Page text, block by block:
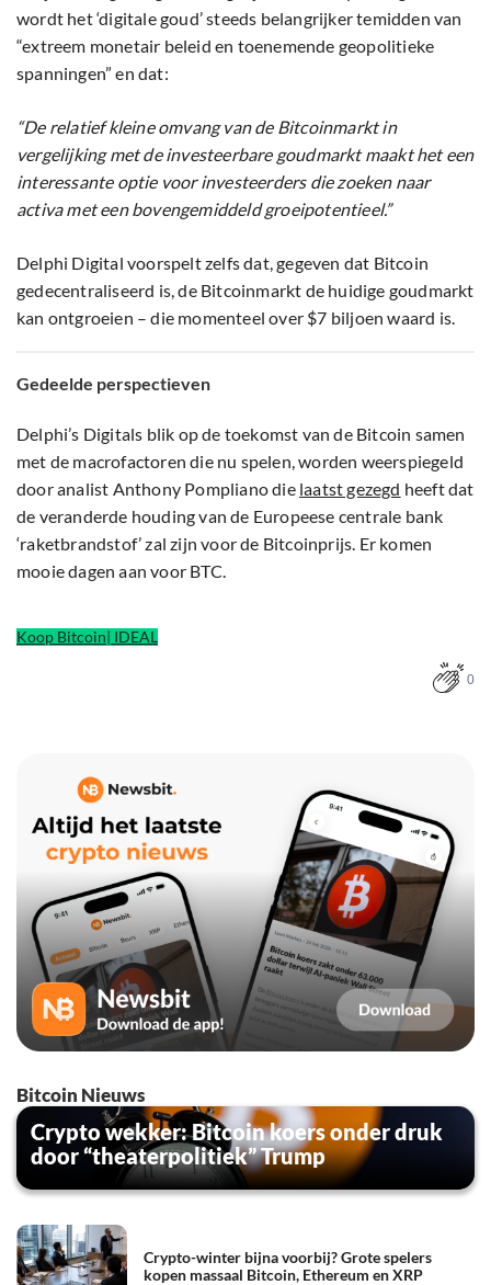
wordt het ‘digitale goud’ steeds belangrijker temidden van
“extreem monetair beleid en toenemende geopolitieke
spanningen” en dat:
“De relatief kleine omvang van de Bitcoinmarkt in
vergelijking met de investeerbare goudmarkt maakt het een
interessante optie voor investeerders die zoeken naar
activa met een bovengemiddeld groeipotentieel.”
Delphi Digital voorspelt zelfs dat, gegeven dat Bitcoin
gedecentraliseerd is, de Bitcoinmarkt de huidige goudmarkt
kan ontgroeien – die momenteel over $7 biljoen waard is.
Gedeelde perspectieven
Delphi’s Digitals blik op de toekomst van de Bitcoin samen
met de macrofactoren die nu spelen, worden weerspiegeld
door analist Anthony Pompliano die laatst gezegd heeft dat
de veranderde houding van de Europeese centrale bank
‘raketbrandstof’ zal zijn voor de Bitcoinprijs. Er komen
mooie dagen aan voor BTC.
Koop Bitcoin| IDEAL
0
Bitcoin Nieuws
Crypto wekker: Bitcoin koers onder druk
door “theaterpolitiek” Trump
Crypto-winter bijna voorbij? Grote spelers
kopen massaal Bitcoin, Ethereum en XRP